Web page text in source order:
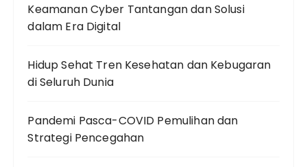
Keamanan Cyber Tantangan dan Solusi
dalam Era Digital
Hidup Sehat Tren Kesehatan dan Kebugaran
di Seluruh Dunia
Pandemi Pasca-COVID Pemulihan dan
Strategi Pencegahan